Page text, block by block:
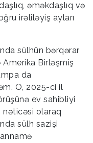
əməkdaşlıq və
irəliləyiş ayları
sülhün bərqərar
Birləşmiş
da
O, 2025-ci il
ev sahibliyi
nəticəsi olaraq
sülh sazişi